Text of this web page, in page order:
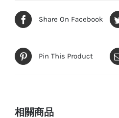
Share On Facebook
Pin This Product
相關商品